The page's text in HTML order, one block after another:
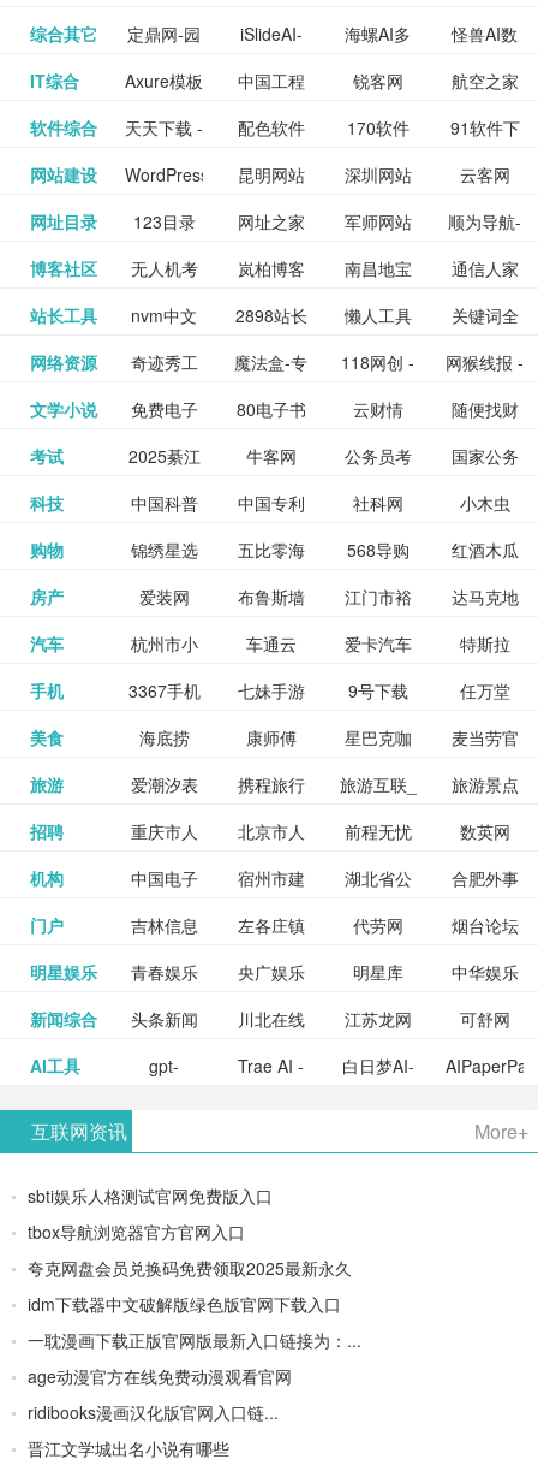
全 频
包括上映
影片的影
讯查询及
购票服
务。你可
和看过的
电影电视
剧，顺便
打分、写
味，豆瓣
电影会推
荐好电影
给你。
_www.sanmao.com.cn_
素材免费
图库
nas论
坛|nas1.cn|nas1|nas
流社区
文写作-AI
毕业设计-
PPT模板
生成
作 - 国内
领先的AI
图片、文
案创作平
讯飞星火-
懂我的AI
助手
更多>>
综合其它 定鼎网-园
林景观建
筑室内设
iSlideAI-
一键生成
PPT模板
海螺AI多
模态大语
言模型
怪兽AI数
字人
九章开物 更多>>
IT综合 Axure模板
网
中国工程
科技知识
中心
锐客网
航空之家
牛品汇
更多>>
软件综合 天天下载 -
绿色精品
软件应用
配色软件
园
170软件
下载站
91软件下
载
yx12345
下载站
更多>>
网站建设 WordPress
主题模板
下载_爱主
昆明网站
建设
深圳网站
建设
云客网
SEO众包
服务平台
深圳网站
建设
更多>>
网址目录 123目录
网
网址之家 军师网站
目录网址
大全
顺为导航-
办公运营
工具导航
易推分类
目录网
更多>>
博客社区 无人机考
证资讯网
岚柏博客 南昌地宝
网_南昌论
坛
通信人家
园
精易论坛 更多>>
站长工具 nvm中文
网
2898站长
资源平台
懒人工具 关键词全
网指数查
询
SEO工具
- 站长之家
更多>>
网络资源 奇迹秀工
具箱-设计
师必备设
辅助神器
魔法盒-专
业的游戏
动画特效
118网创 -
创业项目
资源分享
网猴线报 -
一个简单
且纯粹的
网站
线报酷 -
专注线报
活动
更多>>
文学小说 免费电子
书下载
网,txt小说
完结txt小
说-书本网
80电子书
_八零电子
书_80txt_
云财情 随便找财
经网
钱如故 更多>>
考试 2025綦江
区中考志
愿填报系
牛客网 公务员考
试-中公教
育网
国家公务
员局
公务员考
试信息网
更多>>
科技 中国科普
博览
中国专利
信息网
社科网
小木虫
中国科学
院
更多>>
购物 锦绣星选
海淘
五比零海
淘网
568导购
网
红酒木瓜
靓汤官网
淘宝 更多>>
房产 爱装网 布鲁斯墙
纸
江门市裕
华墙纸
达马克地
产
格莱美墙
纸
更多>>
汽车 杭州市小
客车总量
调控管理
车通云 爱卡汽车
导购
特斯拉
百度有驾
网
更多>>
手机 3367手机
游戏
七妹手游 9号下载
任万堂
游戏邦
更多>>
美食 海底捞 康师傅 星巴克咖
啡
麦当劳官
网
心食谱网 更多>>
旅游 爱潮汐表 携程旅行
网
旅游互联_
景点门票
预订
旅游景点
点评-猫途
鹰
北京旅游
网
更多>>
招聘 重庆市人
力资源和
社会保障
北京市人
力资源和
社会保障
前程无忧
招聘网
数英网
聘才网
更多>>
机构 中国电子
检验检疫
业务网
宿州市建
委网
湖北省公
管局
合肥外事
办
湖北省粮
食局
更多>>
门户 吉林信息
网
左各庄镇
论坛
代劳网
烟台论坛
腾讯充值
中心
更多>>
明星娱乐 青春娱乐
网
央广娱乐
网,
明星库 中华娱乐
网
网易娱乐 更多>>
新闻综合 头条新闻 川北在线 江苏龙网
可舒网
巾帼网
更多>>
AI工具 gpt-
OpenAI最
新AI图像
生成器
Trae AI -
境/深度集
成
Doubao-
1.5-pro与
白日梦AI-
- AI论文写
高质量
PPT
互联网资讯 More+
sbti娱乐人格测试官网免费版入口
tbox导航浏览器官方官网入口
夸克网盘会员兑换码免费领取2025最新永久
idm下载器中文破解版绿色版官网下载入口
一耽漫画下载正版官网版最新入口链接为：...
age动漫官方在线免费动漫观看官网
ridibooks漫画汉化版官网入口链...
晋江文学城出名小说有哪些